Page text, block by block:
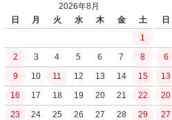
2026年8月
日
月 火 水 木 金
土
1
2
3 4 5 6 7
8
9
10 11 12 13 14
15
16
17 18 19 20 21
22
23
24 25 26 27 28
29
日
6
13
20
27